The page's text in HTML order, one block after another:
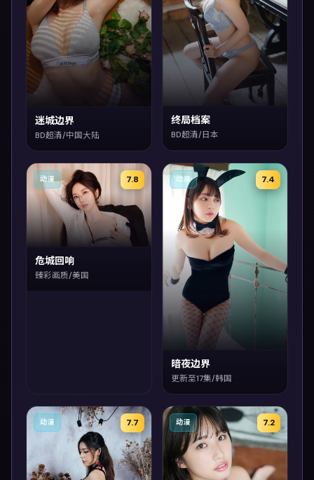
迷城边界
BD超清/中国大陆
终局档案
BD超清/日本
7.8
动漫
危城回响
臻彩画质/美国
7.4
动漫
暗夜边界
更新至17集/韩国
7.7
动漫 7.2
动漫